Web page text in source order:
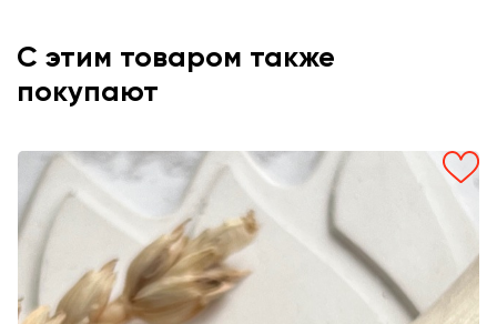
С этим товаром также
покупают